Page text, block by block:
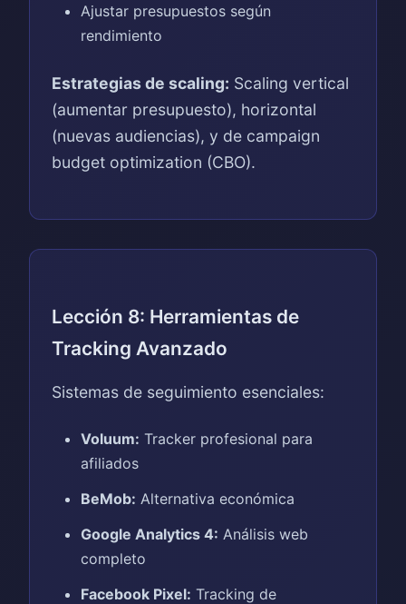
Ajustar presupuestos según
rendimiento
Estrategias de scaling: Scaling vertical
(aumentar presupuesto), horizontal
(nuevas audiencias), y de campaign
budget optimization (CBO).
Lección 8: Herramientas de
Tracking Avanzado
Sistemas de seguimiento esenciales:
Voluum: Tracker profesional para
afiliados
BeMob: Alternativa económica
Google Analytics 4: Análisis web
completo
Facebook Pixel: Tracking de